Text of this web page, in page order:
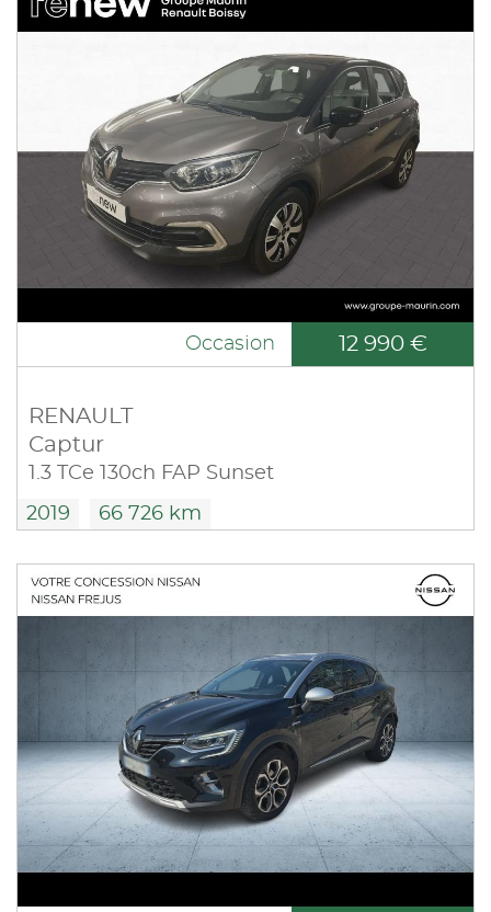
Occasion 12 990 €
RENAULT
Captur
1.3 TCe 130ch FAP Sunset
2019 66 726 km